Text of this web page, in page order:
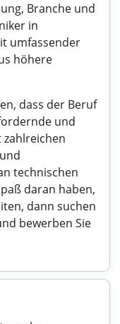
Branche und
in
umfassender
höhere
dass der Beruf
und
technischen
daran haben,
dann suchen
bewerben Sie